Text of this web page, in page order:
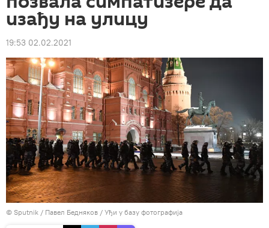
изађу на улицу
19:53 02.02.2021
© Sputnik / Павел Бедняков / Уђи у базу фотографија